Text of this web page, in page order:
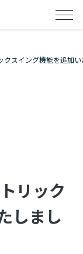
スイング機能を追加
リック
しまし